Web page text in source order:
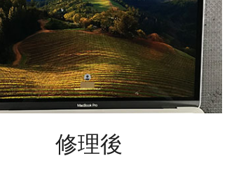
修理後